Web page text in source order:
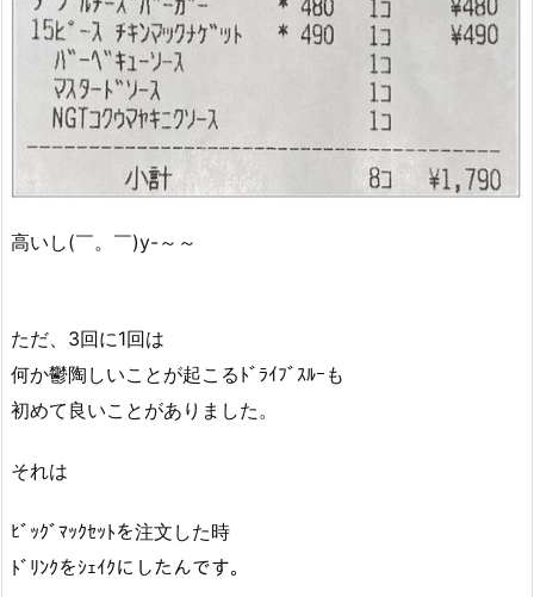
高いし(￣。￣)y-～～
ただ、3回に1回は
何か鬱陶しいことが起こるﾄﾞﾗｲﾌﾞｽﾙｰも
初めて良いことがありました。
それは
ﾋﾞｯｸﾞﾏｯｸｾｯﾄを注文した時
ﾄﾞﾘﾝｸをｼｪｲｸにしたんです。